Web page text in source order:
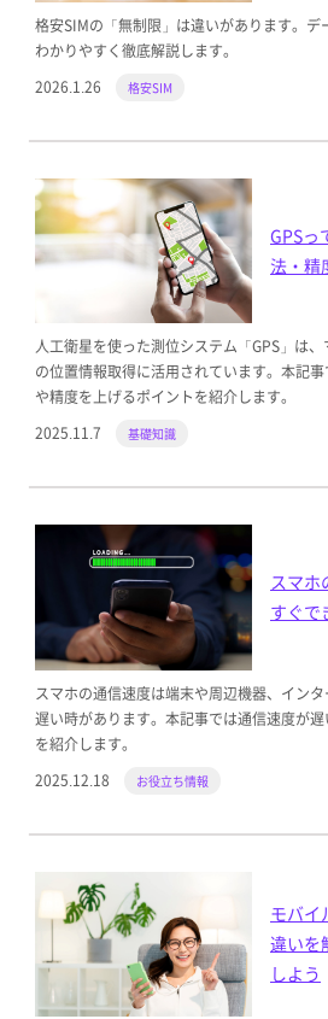
格安SIMの「無制限」は違いがあります。デ
わかりやすく徹底解説します。
2026.1.26
格安SIM
GPSっ
法・精
人工衛星を使った測位システム「GPS」は
の位置情報取得に活用されています。本記
や精度を上げるポイントを紹介します。
2025.11.7
基礎知識
スマホ
すぐで
スマホの通信速度は端末や周辺機器、イン
遅い時があります。本記事では通信速度が
を紹介します。
2025.12.18
お役立ち情報
モバイ
違いを
しよう